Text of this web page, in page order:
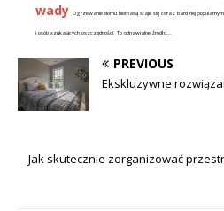
wady Ogrzewanie domu biomasą staje się coraz bardziej
i osób szukających oszczędności. To odnawialne źródło...
PREVIOUS
Ekskluzywne
Jak skutecznie zorganizować